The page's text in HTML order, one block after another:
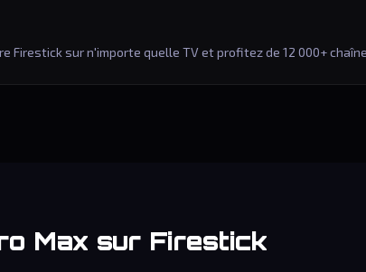
Firestick sur n'importe quelle TV et profitez de 12 000+
Max sur Firestick